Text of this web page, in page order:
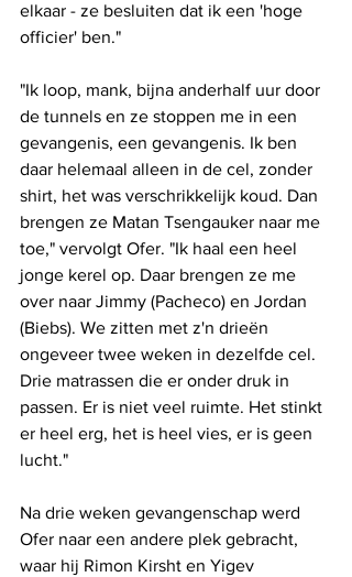
elkaar - ze besluiten dat ik een 'hoge
officier' ben."
"Ik loop, mank, bijna anderhalf uur door
de tunnels en ze stoppen me in een
gevangenis, een gevangenis. Ik ben
daar helemaal alleen in de cel, zonder
shirt, het was verschrikkelijk koud. Dan
brengen ze Matan Tsengauker naar me
toe," vervolgt Ofer. "Ik haal een heel
jonge kerel op. Daar brengen ze me
over naar Jimmy (Pacheco) en Jordan
(Biebs). We zitten met z'n drieën
ongeveer twee weken in dezelfde cel.
Drie matrassen die er onder druk in
passen. Er is niet veel ruimte. Het stinkt
er heel erg, het is heel vies, er is geen
lucht."
Na drie weken gevangenschap werd
Ofer naar een andere plek gebracht,
waar hij Rimon Kirsht en Yigev